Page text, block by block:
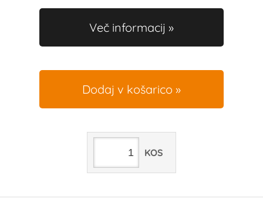
Več informacij
Dodaj v košarico
KOS